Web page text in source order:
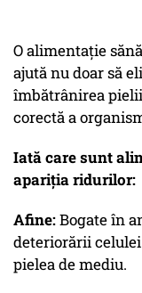
O alimentație
ajută nu doar să
îmbătrânirea
corectă a
Iată care sunt
apariția ridurilor:
Afine:Bogate în
deteriorării
pielea de mediu.